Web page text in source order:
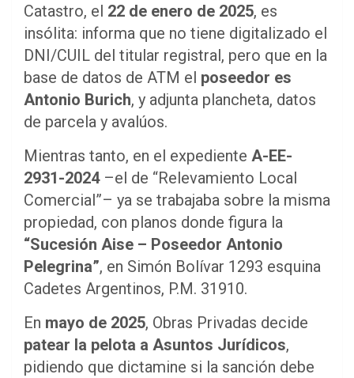
Catastro, el 22 de enero de 2025, es
insólita: informa que no tiene digitalizado el
DNI/CUIL del titular registral, pero que en la
base de datos de ATM el poseedor es
Antonio Burich, y adjunta plancheta, datos
de parcela y avalúos.
Mientras tanto, en el expediente A-EE-
2931-2024–el de “Relevamiento Local
Comercial”– ya se trabajaba sobre la misma
propiedad, con planos donde figura la
“Sucesión Aise – Poseedor Antonio
Pelegrina”, en Simón Bolívar 1293 esquina
Cadetes Argentinos, P.M. 31910.
En mayo de 2025, Obras Privadas decide
patear la pelota a Asuntos Jurídicos,
pidiendo que dictamine si la sanción debe